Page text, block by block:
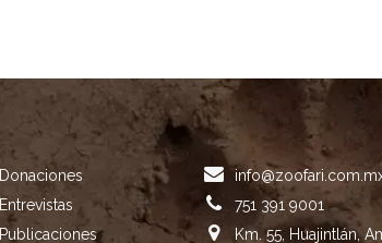
751 391 9001
Km. 55, Huajintlán,
Donaciones
Entrevistas
Publicaciones